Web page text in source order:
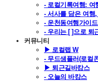
- 로컬기록여행: 여
- 서사를 담은 여행
- 운천동여행가이
- 우리는 [ ]으로 퇴
커뮤니티
▶ 로컬랩 W
- 무드샘플러(로컬
▶ 퇴근길바캉스
- 오늘의 바캉스